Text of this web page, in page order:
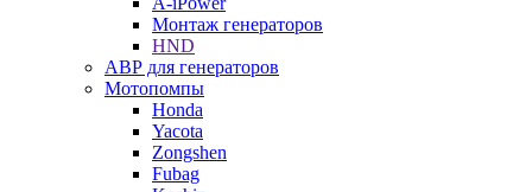
Монтаж генераторов
HND
АВР для генераторов
Мотопомпы
Honda
Yacota
Zongshen
Fubag